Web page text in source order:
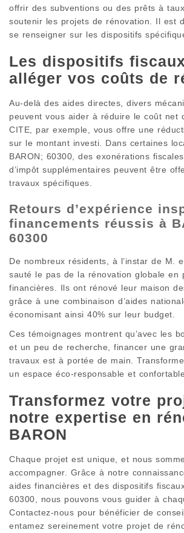
offrir des subventions ou des prêts à
soutenir les projets de rénovation. Il est
se renseigner sur les dispositifs
Les dispositifs
alléger vos coûts de
Au-delà des aides directes, divers
peuvent vous aider à réduire le coût net
CITE, par exemple, vous offre une
sur le montant investi. Dans certaines
BARON; 60300, des exonérations
d’impôt supplémentaires peuvent être
travaux spécifiques.
Retours d’expérience
financements réussis à
60300
De nombreux résidents, à l’instar de M.
sauté le pas de la rénovation globale en
financières. Ils ont rénové leur maison
grâce à une combinaison d’aides
économisant ainsi 40% sur leur budget.
Ces témoignages montrent qu’avec les
et un peu de recherche, financer une
travaux est à portée de main.
un espace éco-responsable et confortable.
Transformez votre
notre expertise en
BARON
Chaque projet est unique, et nous
accompagner. Grâce à notre
aides financières et des dispositifs
60300, nous pouvons vous guider à
Contactez-nous pour bénéficier de
entamez sereinement votre projet de